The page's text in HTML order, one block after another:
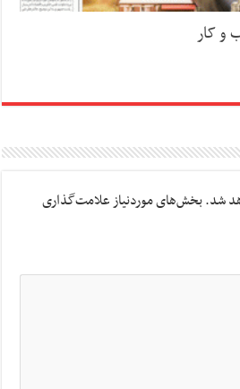
شد.بخش‌های موردنیاز علامت‌گذاری